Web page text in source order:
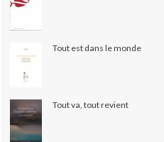
Tout est dans le monde
Tout va, tout revient